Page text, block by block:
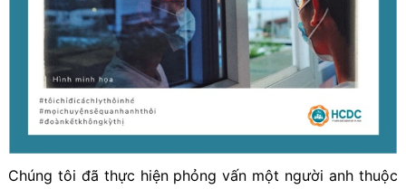
Chúng tôi đã thực hiện phỏng vấn một người anh thuộc